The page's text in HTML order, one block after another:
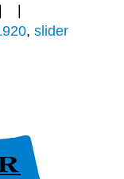
, slider